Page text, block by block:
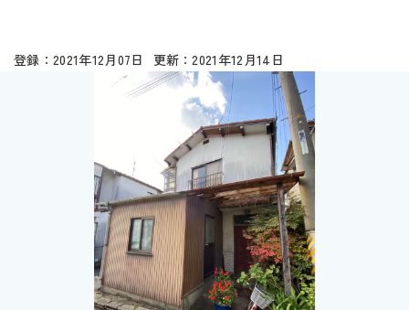
2021年12月07日 2021年12月14日